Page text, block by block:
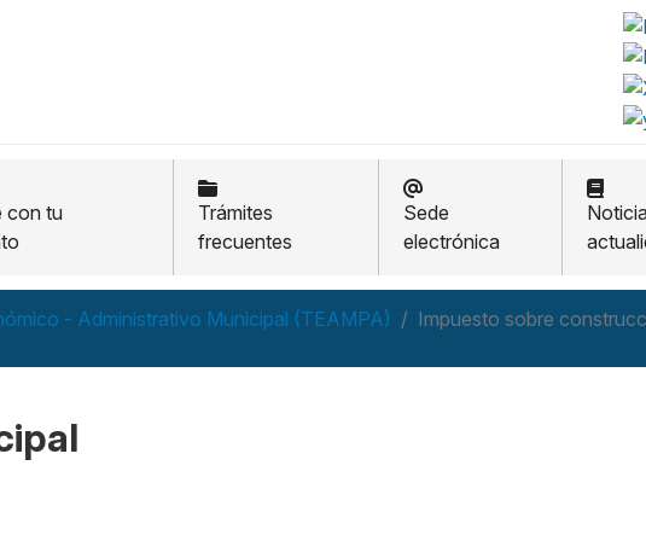
con tu
Trámites
frecuentes
Sede
electrónica
- Administrativo Municipal (TEAMPA) Impuesto sobre